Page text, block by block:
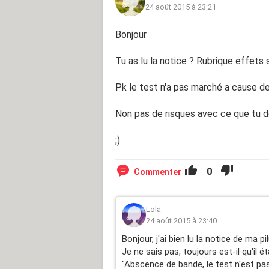
actuellement, et ca doit bien faire
sujet et que j'y pense souvent. Il
mais si afin de mieux me répondre
aider d'autres filles dans le doute
24 août 2015 à 23:21
Bonjour
Tu as lu la notice ? Rubrique effets
Pk le test n'a pas marché a cause
Non pas de risques avec ce que tu
;)
Commenter 0
Lola
24 août 2015 à 23:40
Bonjour, j'ai bien lu la notice de ma
Je ne sais pas, toujours est-il qu'il
"Abscence de bande, le test n'est